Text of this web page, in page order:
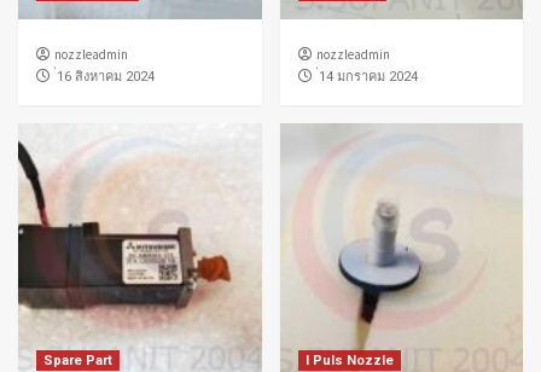
nozzleadmin
่16 สิงหาคม 2024
nozzleadmin
่14 มกราคม 2024
Spare Part I Puls Nozzle